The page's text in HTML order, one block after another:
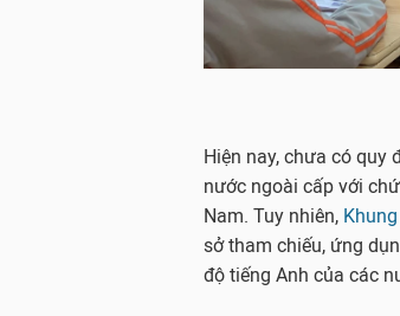
Hiện nay, chưa có
nước ngoài cấp với
Nam. Tuy nhiên,
sở tham chiếu, ứng
độ tiếng Anh của các